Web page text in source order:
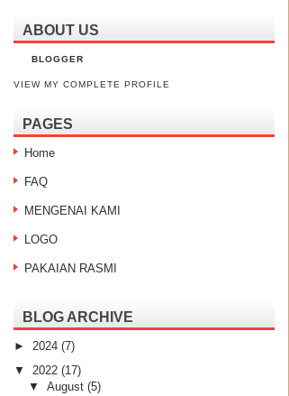
ABOUT US
BLOGGER
VIEW MY COMPLETE PROFILE
PAGES
Home
FAQ
MENGENAI KAMI
LOGO
PAKAIAN RASMI
BLOG ARCHIVE
► 2024 (7)
▼ 2022 (17)
▼ August (5)